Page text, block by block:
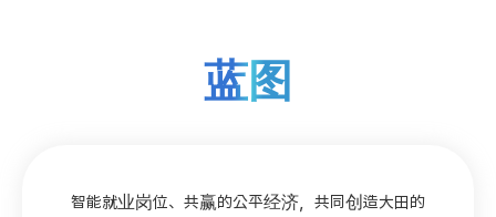
蓝图
智能就业岗位、共赢的公平经济，共同创造大田的